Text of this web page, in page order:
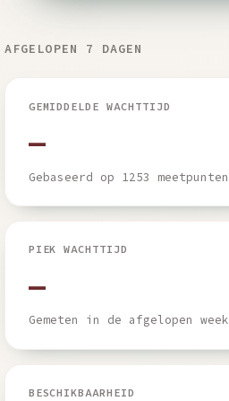
AFGELOPEN 7 DAGEN
GEMIDDELDE WACHTTIJD
—
Gebaseerd op 1253 meetpunten
PIEK WACHTTIJD
—
Gemeten in de afgelopen week
BESCHIKBAARHEID